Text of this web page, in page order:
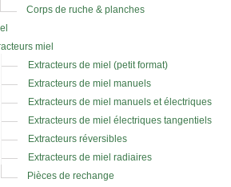
Corps de ruche & planches
miel
Extracteurs de miel (petit format)
Extracteurs de miel manuels
Extracteurs de miel manuels et électriques
Extracteurs de miel électriques tangentiels
Extracteurs réversibles
Extracteurs de miel radiaires
Pièces de rechange